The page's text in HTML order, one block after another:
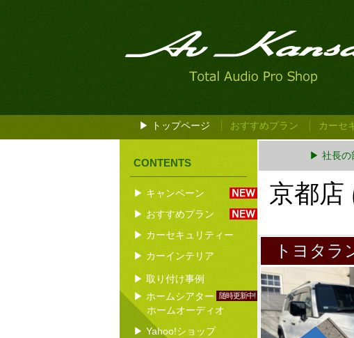
▶ トップページ おすすめプラン カーセ
CONTENTS
▶ キャンペーン
▶ おすすめプラン
▶ カーセキュリティー
▶ カーインテリア
▶ 取り付け事例
▶ ホームシアター
随時更新中!
ホームオーディオ
▶ Yahoo!ショップ
▶ 社長の
京都店
トヨタ